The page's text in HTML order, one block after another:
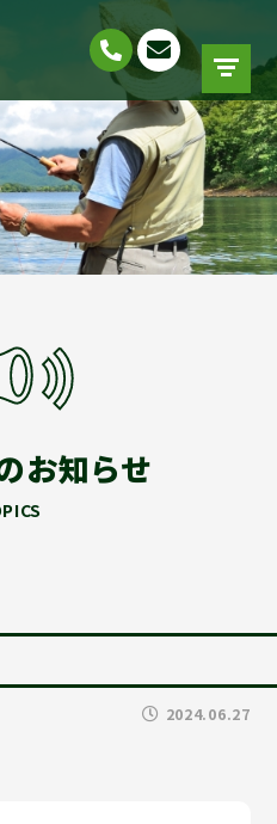
お知らせ
2024.06.27